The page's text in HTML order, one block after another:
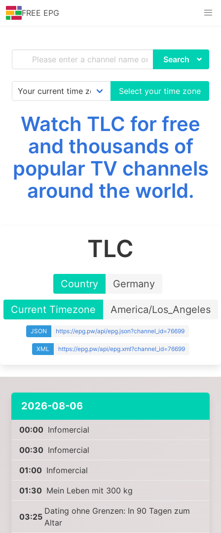
FREE EPG
Search
Select your time zone
Watch TLC for free
and thousands of
popular TV channels
around the world.
TLC
Country Germany
Current Timezone America/Los_Angeles
JSON https://epg.pw/api/epg.json?channel_id=76699
XML https://epg.pw/api/epg.xml?channel_id=76699
2026-08-06
00:00 Infomercial
00:30 Infomercial
01:00 Infomercial
01:30 Mein Leben mit 300 kg
03:25
Dating ohne Grenzen: In 90 Tagen zum
Altar